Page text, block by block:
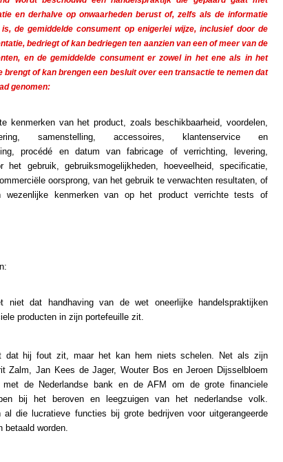
en derhalve op onwaarheden berust of, zelfs als de informatie
de gemiddelde consument op enigerlei wijze, inclusief door de
bedriegt of kan bedriegen ten aanzien van een of meer van de
en de gemiddelde consument er zowel in het ene als in het
brengt of kan brengen een besluit over een transactie te nemen dat
genomen:
kenmerken van het product, zoals beschikbaarheid, voordelen,
samenstelling, accessoires, klantenservice en
procédé en datum van fabricage of verrichting, levering,
het gebruik, gebruiksmogelijkheden, hoeveelheid, specificatie,
oorsprong, van het gebruik te verwachten resultaten, of
wezenlijke kenmerken van op het product verrichte tests of
niet dat handhaving van de wet oneerlijke handelspraktijken
producten in zijn portefeuille zit.
dat hij fout zit, maar het kan hem niets schelen. Net als zijn
Zalm, Jan Kees de Jager, Wouter Bos en Jeroen Dijsselbloem
de Nederlandse bank en de AFM om de grote financiele
bij het beroven en leegzuigen van het nederlandse volk.
al die lucratieve functies bij grote bedrijven voor uitgerangeerde
betaald worden.